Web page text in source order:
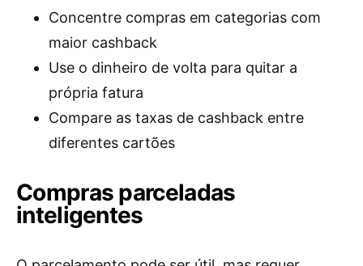
Concentre compras em categorias com
maior cashback
Use o dinheiro de volta para quitar a
própria fatura
Compare as taxas de cashback entre
diferentes cartões
Compras parceladas
inteligentes